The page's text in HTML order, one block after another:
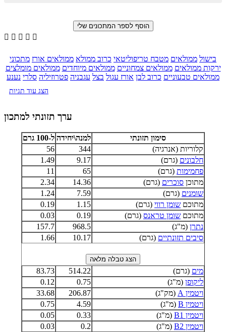
    
בישול ממולאים מטבח טריפוליטאי כרוב ממולא ממולאים אורז מתכוני
ירקות ממולאים ממולאים צמחוניים ממולאים מיוחדים ממולאים מומלצים
ממולאים טבעוניים כרוב לבן אורז עגול בצל עגבניה פטרוזיליה סלרי נענע
הצג עוד תגיות
ערך תזונתי למתכון
סימון תזונתי למנה\יחידה ל-100 גרם
קלוריות (אנרגיה)
344
56
חלבונים (גרם) 9.17
1.49
פחמימות (גרם) 65
11
מתוכן סוכרים (גרם) 14.36
2.34
שומנים (גרם) 7.59
1.24
מתוכם שומן רווי (גרם) 1.15
0.19
מתוכם שומן טראנס (גרם) 0.19
0.03
נתרן (מ"ג) 968.5
157.7
סיבים תזונתיים (גרם) 10.17
1.66
מים (גרם) 514.22
83.73
ליקופן (מ"ג) 0.75
0.12
ויטמין A
(מק"ג) 206.87
33.68
ויטמין B
(מ"ג) 4.59
0.75
ויטמין B1
(מ"ג) 0.33
0.05
ויטמין B2
(מ"ג) 0.2
0.03